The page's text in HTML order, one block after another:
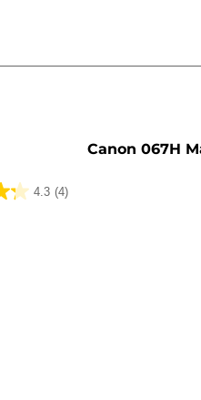
Canon 067H
4.3 (4)